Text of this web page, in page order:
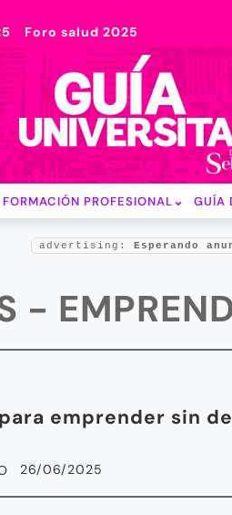
Foro salud 2025
FORMACIÓN PROFESIONAL GUÍA
advertising: Esperando
-
emprender sin
26/06/2025